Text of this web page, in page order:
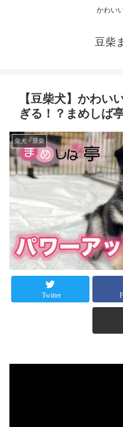
かわい
豆柴
【豆柴犬】かわい
ぎる！？まめしば
柴犬・豆柴
Twitter